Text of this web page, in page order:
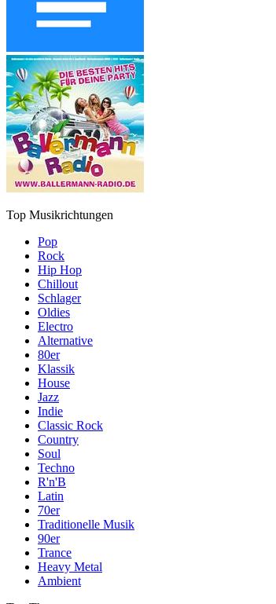
Top Musikrichtungen
Pop
Rock
Hip Hop
Chillout
Schlager
Oldies
Electro
Alternative
80er
Klassik
House
Jazz
Indie
Classic Rock
Country
Soul
Techno
R'n'B
Latin
70er
Traditionelle Musik
90er
Trance
Heavy Metal
Ambient